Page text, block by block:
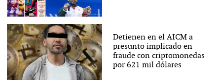
Detienen en el AICM a
presunto implicado en
fraude con criptomonedas
por 621 mil dólares